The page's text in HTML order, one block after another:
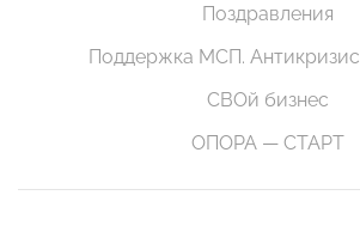
Поздравления
Поддержка МСП.
СВОй бизнес
ОПОРА — СТАРТ